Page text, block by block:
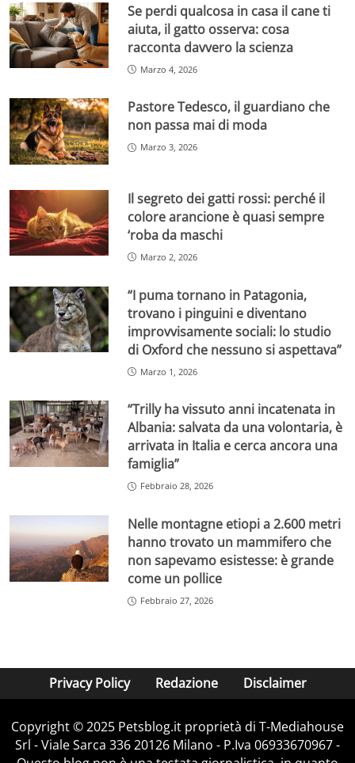
Se perdi qualcosa in casa il cane ti
aiuta, il gatto osserva: cosa
racconta davvero la scienza
Marzo 4, 2026
Pastore Tedesco, il guardiano che
non passa mai di moda
Marzo 3, 2026
Il segreto dei gatti rossi: perché il
colore arancione è quasi sempre
‘roba da maschi
Marzo 2, 2026
“I puma tornano in Patagonia,
trovano i pinguini e diventano
improvvisamente sociali: lo studio
di Oxford che nessuno si aspettava”
Marzo 1, 2026
“Trilly ha vissuto anni incatenata in
Albania: salvata da una volontaria, è
arrivata in Italia e cerca ancora una
famiglia”
Febbraio 28, 2026
Nelle montagne etiopi a 2.600 metri
hanno trovato un mammifero che
non sapevamo esistesse: è grande
come un pollice
Febbraio 27, 2026
Privacy Policy Redazione Disclaimer
Copyright © 2025 Petsblog.it proprietà di T-Mediahouse
Srl - Viale Sarca 336 20126 Milano - P.Iva 06933670967 -